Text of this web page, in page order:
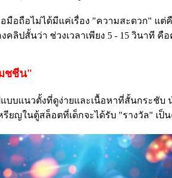
มือถือไม่ได้มีแค่เรื่อง "ความสะดวก" แต่คื
งคลิปสั้นว่า ช่วงเวลาเพียง 5 - 15 วินา
ชชีน"
บบแนวตั้งที่ดูง่ายและเนื้อหาที่สั้นกระชับ
รียญในตู้สล็อตที่เด็กจะได้รับ "รางวัล" เป็